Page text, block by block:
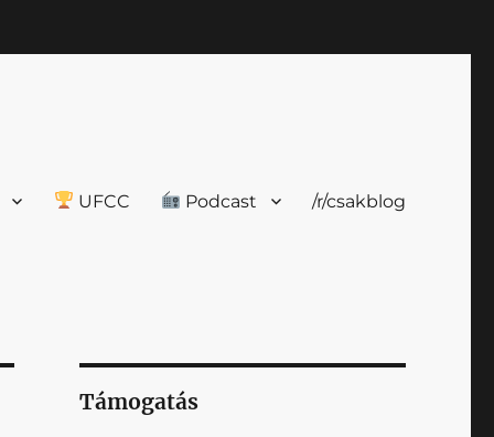
UFCC Podcast /r/csakblog
Támogatás